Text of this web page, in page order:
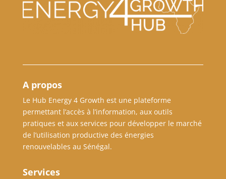
A propos
Le Hub Energy 4 Growth est une plateforme
permettant l’accès à l’information, aux outils
pratiques et aux services pour développer le marché
de l’utilisation productive des énergies
renouvelables au Sénégal.
Services